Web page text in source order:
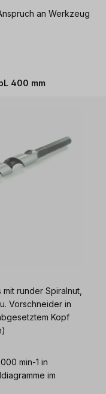
an Werkzeug
400 mm
runder Spiralnut,
Vorschneider in
Kopf
min-1 in
im